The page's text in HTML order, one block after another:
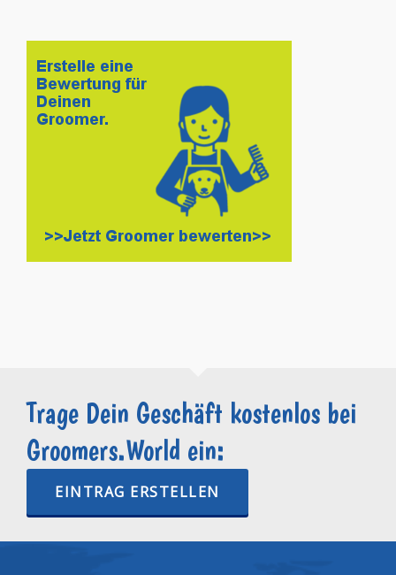
Trage Dein Geschäft kostenlos bei
Groomers.World ein:
EINTRAG ERSTELLEN